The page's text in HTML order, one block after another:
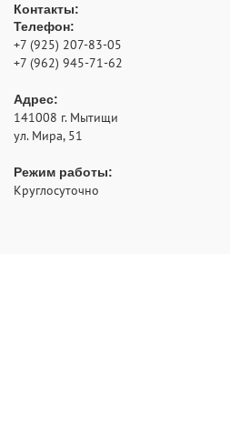
Контакты:
Телефон:
+7 (925) 207-83-05
+7 (962) 945-71-62
Адрес:
141008 г. Мытищи
ул. Мира, 51
Режим работы:
Круглосуточно